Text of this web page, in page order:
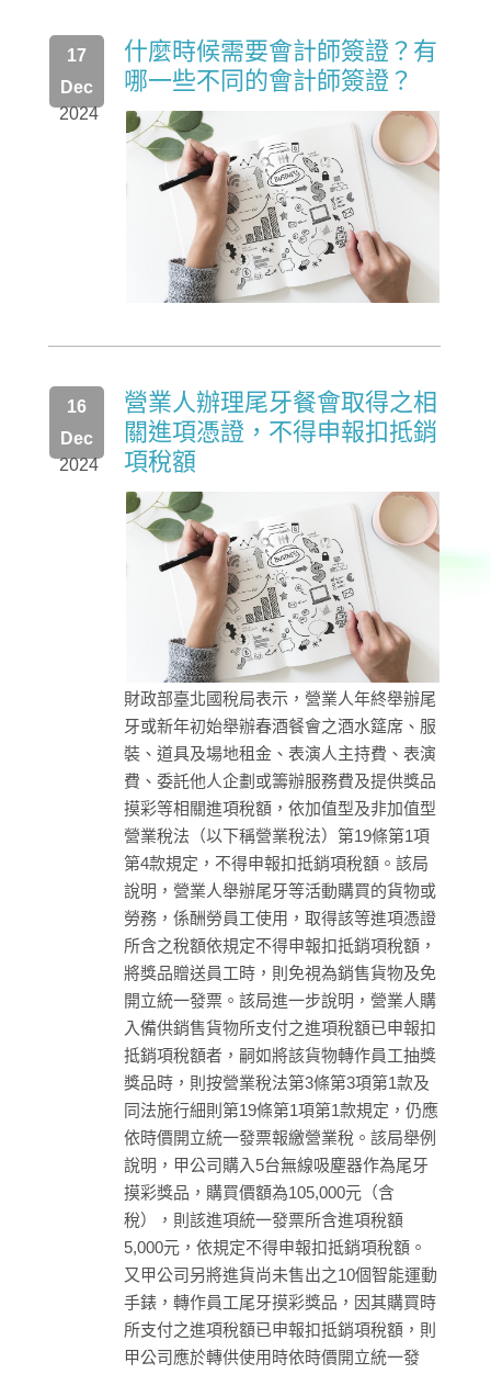
2024
17
Dec
什麼時候需要會計師簽證？有
哪一些不同的會計師簽證？
2024
16
Dec
營業人辦理尾牙餐會取得之相
關進項憑證，不得申報扣抵銷
項稅額
財政部臺北國稅局表示，營業人年終舉辦尾
牙或新年初始舉辦春酒餐會之酒水筵席、服
裝、道具及場地租金、表演人主持費、表演
費、委託他人企劃或籌辦服務費及提供獎品
摸彩等相關進項稅額，依加值型及非加值型
營業稅法（以下稱營業稅法）第19條第1項
第4款規定，不得申報扣抵銷項稅額。該局
說明，營業人舉辦尾牙等活動購買的貨物或
勞務，係酬勞員工使用，取得該等進項憑證
所含之稅額依規定不得申報扣抵銷項稅額，
將獎品贈送員工時，則免視為銷售貨物及免
開立統一發票。該局進一步說明，營業人購
入備供銷售貨物所支付之進項稅額已申報扣
抵銷項稅額者，嗣如將該貨物轉作員工抽獎
獎品時，則按營業稅法第3條第3項第1款及
同法施行細則第19條第1項第1款規定，仍應
依時價開立統一發票報繳營業稅。該局舉例
說明，甲公司購入5台無線吸塵器作為尾牙
摸彩獎品，購買價額為105,000元（含
稅），則該進項統一發票所含進項稅額
5,000元，依規定不得申報扣抵銷項稅額。
又甲公司另將進貨尚未售出之10個智能運動
手錶，轉作員工尾牙摸彩獎品，因其購買時
所支付之進項稅額已申報扣抵銷項稅額，則
甲公司應於轉供使用時依時價開立統一發